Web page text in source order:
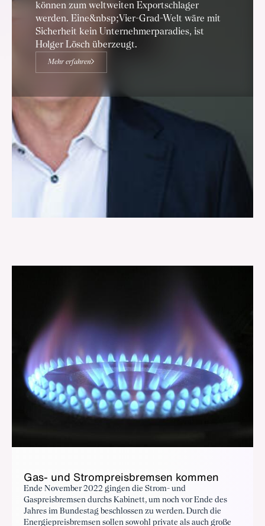
können zum weltweiten Exportschlager
werden. Eine&nbsp;Vier-Grad-Welt wäre mit
Sicherheit kein Unternehmerparadies, ist
Holger Lösch überzeugt.
Mehr erfahren
Gas- und Strompreisbremsen kommen
Ende November 2022 gingen die Strom- und
Gaspreisbremsen durchs Kabinett, um noch vor Ende des
Jahres im Bundestag beschlossen zu werden. Durch die
Energiepreisbremsen sollen sowohl private als auch große